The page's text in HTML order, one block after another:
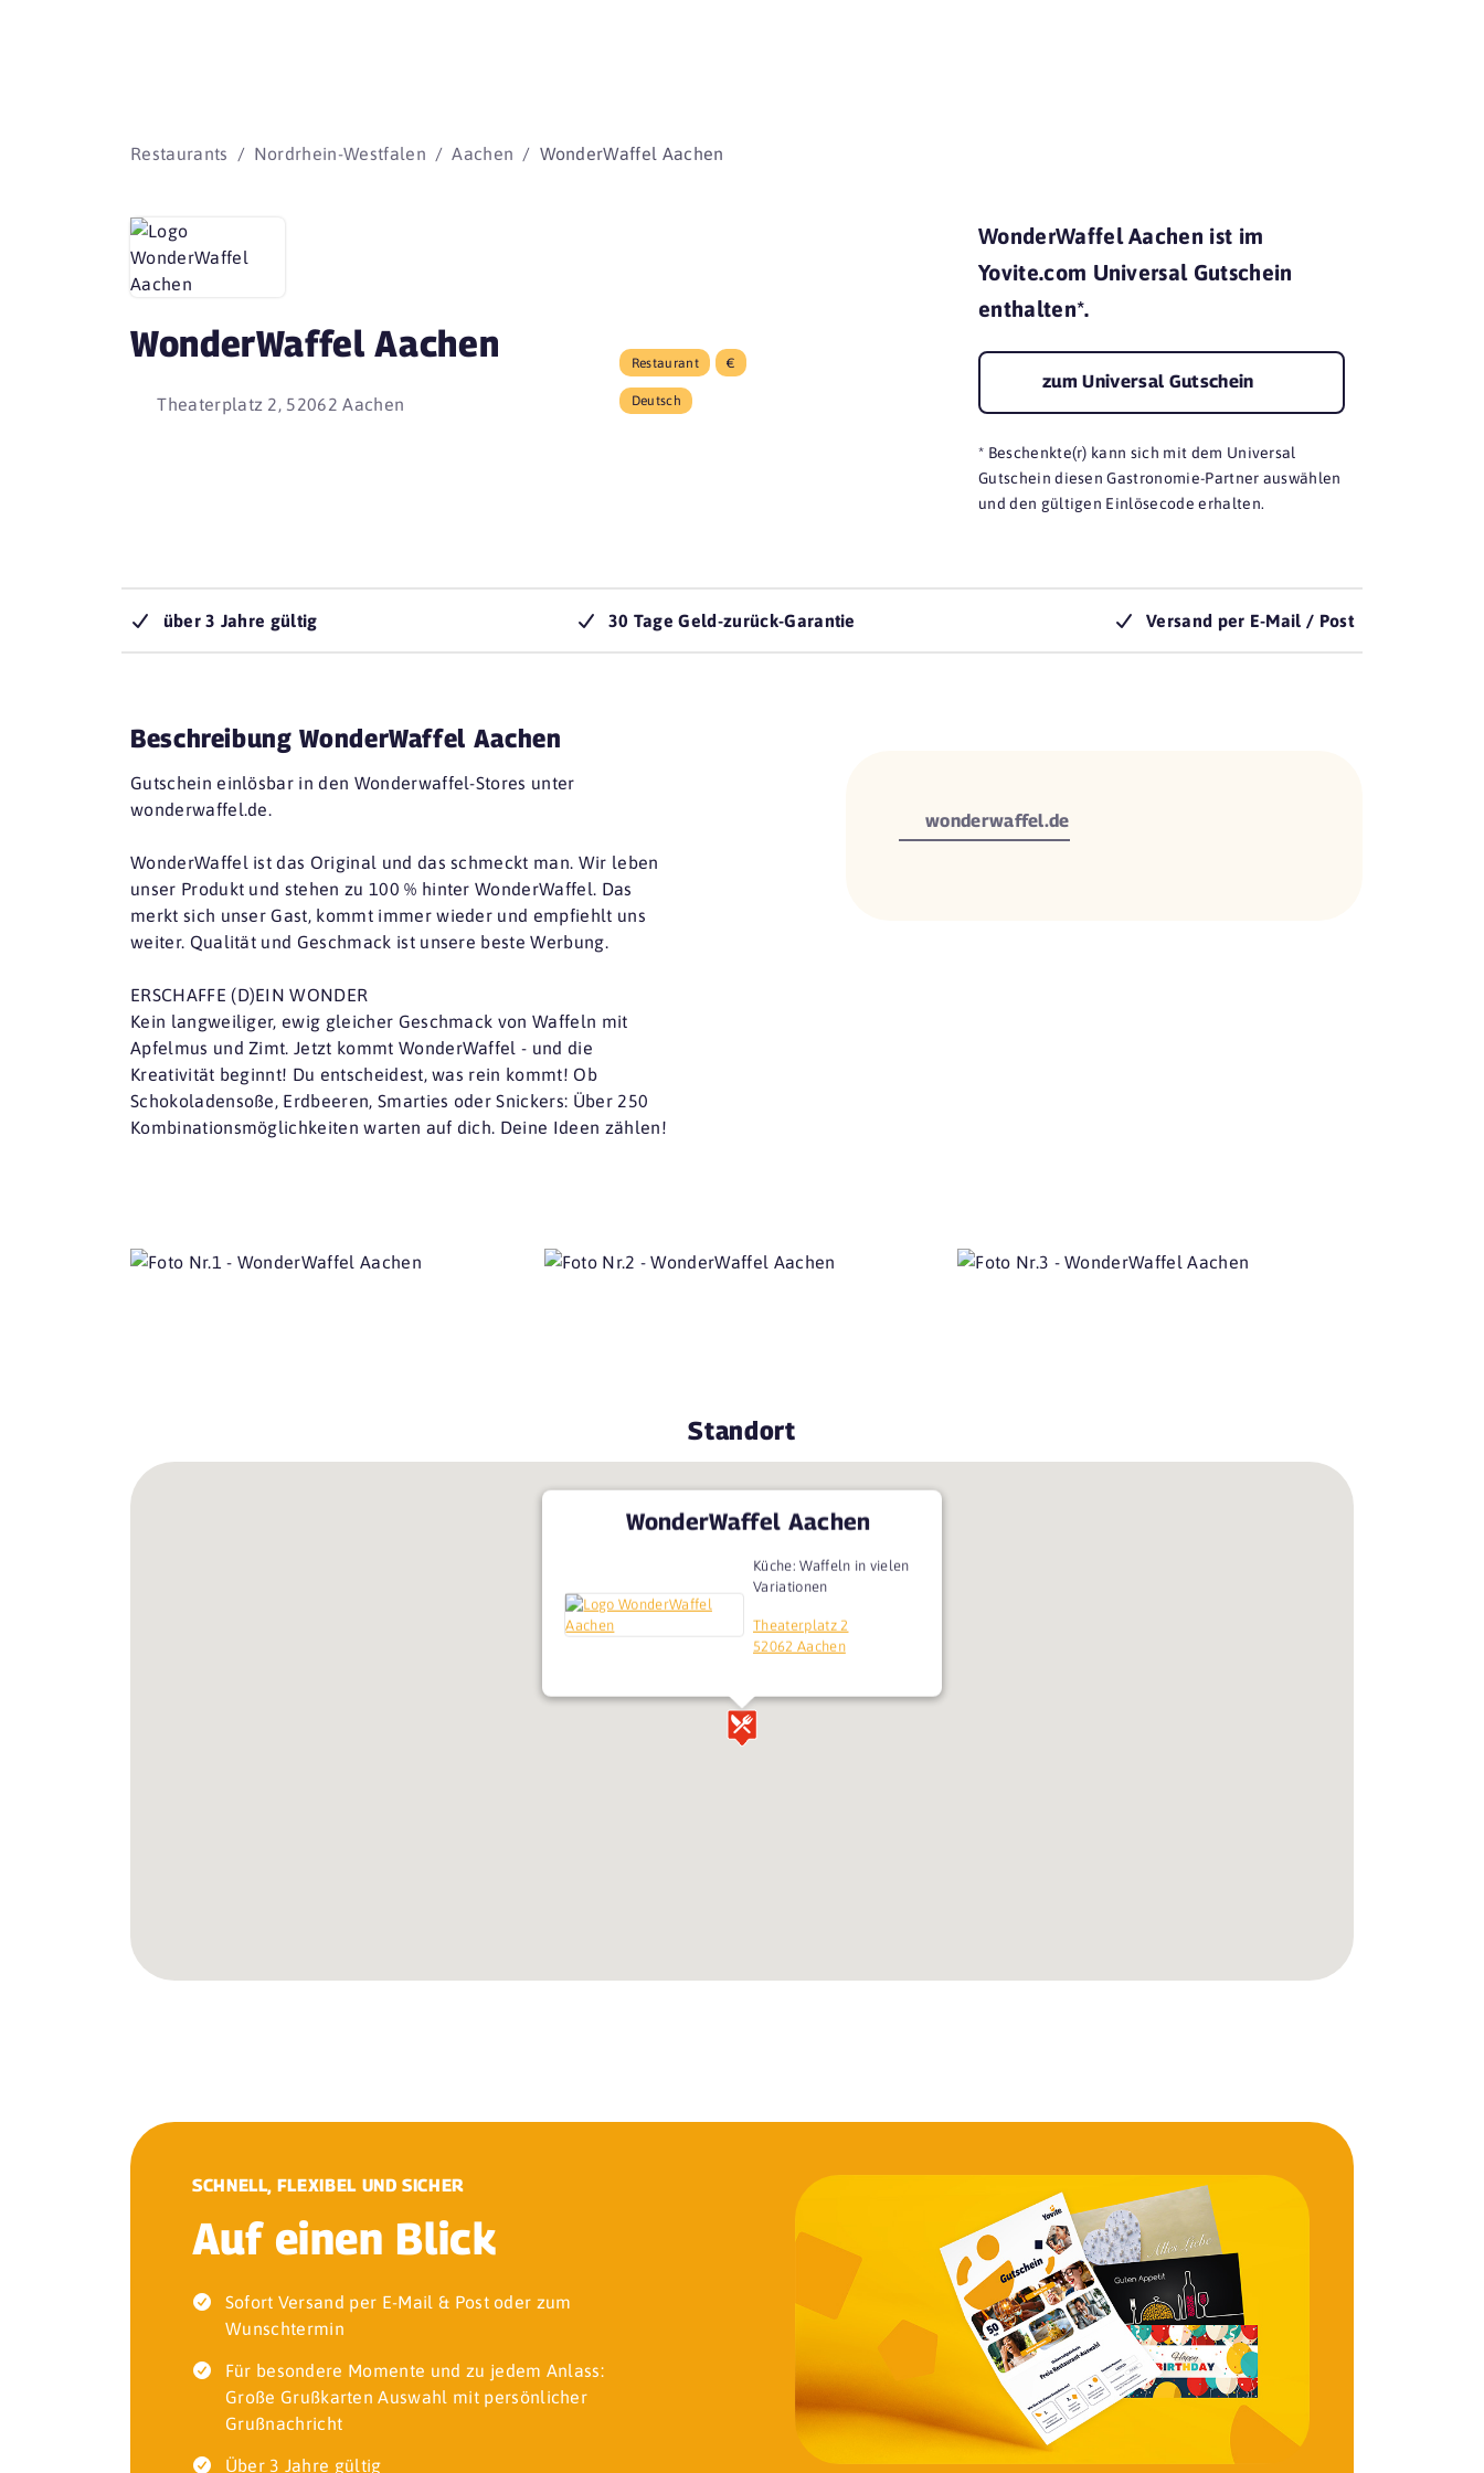
Restaurants Nordrhein-Westfalen Aachen WonderWaffel Aachen
WonderWaffel Aachen
Theaterplatz 2, 52062 Aachen
Restaurant €
Deutsch
WonderWaffel Aachen ist im
Yovite.com Universal Gutschein
enthalten*.
zum Universal Gutschein
* Beschenkte(r) kann sich mit dem Universal
Gutschein diesen Gastronomie-Partner auswählen
und den gültigen Einlösecode erhalten.
über 3 Jahre gültig 30 Tage Geld-zurück-Garantie Versand per E-Mail / Post
Beschreibung WonderWaffel Aachen
Gutschein einlösbar in den Wonderwaffel-Stores unter
wonderwaffel.de.
WonderWaffel ist das Original und das schmeckt man. Wir leben
unser Produkt und stehen zu 100 % hinter WonderWaffel. Das
merkt sich unser Gast, kommt immer wieder und empfiehlt uns
weiter. Qualität und Geschmack ist unsere beste Werbung.
ERSCHAFFE (D)EIN WONDER
Kein langweiliger, ewig gleicher Geschmack von Waffeln mit
Apfelmus und Zimt. Jetzt kommt WonderWaffel - und die
Kreativität beginnt! Du entscheidest, was rein kommt! Ob
Schokoladensoße, Erdbeeren, Smarties oder Snickers: Über 250
Kombinationsmöglichkeiten warten auf dich. Deine Ideen zählen!
wonderwaffel.de
Standort
WonderWaffel Aachen
Küche: Waffeln in vielen
Variationen
Theaterplatz 2
52062 Aachen
SCHNELL, FLEXIBEL UND SICHER
Auf einen Blick
Sofort Versand per E-Mail & Post oder zum
Wunschtermin
Für besondere Momente und zu jedem Anlass:
Große Grußkarten Auswahl mit persönlicher
Grußnachricht
Über 3 Jahre gültig